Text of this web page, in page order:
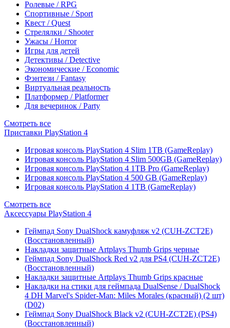
Ролевые / RPG
Спортивные / Sport
Квест / Quest
Стрелялки / Shooter
Ужасы / Horror
Игры для детей
Детективы / Detective
Экономические / Economic
Фэнтези / Fantasy
Виртуальная реальность
Платформер / Platformer
Для вечеринок / Party
Смотреть все
Приставки PlayStation 4
Игровая консоль PlayStation 4 Slim 1TB (GameReplay)
Игровая консоль PlayStation 4 Slim 500GB (GameReplay)
Игровая консоль PlayStation 4 1TB Pro (GameReplay)
Игровая консоль PlayStation 4 500 GB (GameReplay)
Игровая консоль PlayStation 4 1TB (GameReplay)
Смотреть все
Аксессуары PlayStation 4
Геймпад Sony DualShock камуфляж v2 (CUH-ZCT2E)
(Восстановленный)
Накладки защитные Artplays Thumb Grips черные
Геймпад Sony DualShock Red v2 для PS4 (CUH-ZCT2E)
(Восстановленный)
Накладки защитные Artplays Thumb Grips красные
Накладки на стики для геймпада DualSense / DualShock
4 DH Marvel's Spider-Man: Miles Morales (красный) (2 шт)
(D02)
Геймпад Sony DualShock Black v2 (CUH-ZCT2E) (PS4)
(Восстановленный)